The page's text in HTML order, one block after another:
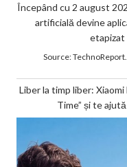
Începând cu 2 august
artificială devine
Source:
Liber la timp liber:
Time” și te